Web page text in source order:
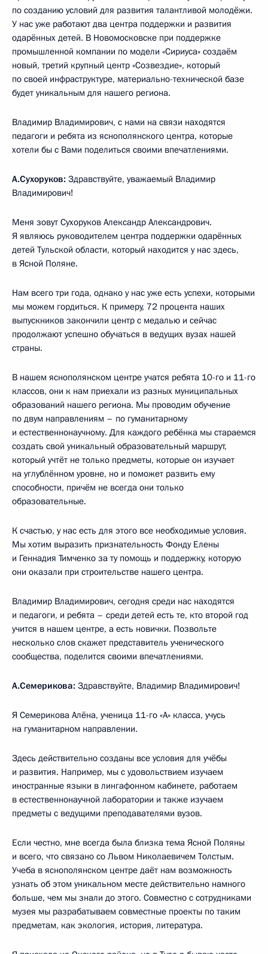
по созданию условий для развития талантливой молодёжи.
У нас уже работают два центра поддержки и развития
одарённых детей. В Новомосковске при поддержке
промышленной компании по модели «Сириуса» создаём
новый, третий крупный центр «Созвездие», который
по своей инфраструктуре, материально-технической базе
будет уникальным для нашего региона.
Владимир Владимирович, с нами на связи находятся
педагоги и ребята из яснополянского центра, которые
хотели бы с Вами поделиться своими впечатлениями.
А.Сухоруков: Здравствуйте, уважаемый Владимир
Владимирович!
Меня зовут Сухоруков Александр Александрович.
Я являюсь руководителем центра поддержки одарённых
детей Тульской области, который находится у нас здесь,
в Ясной Поляне.
Нам всего три года, однако у нас уже есть успехи, которыми
мы можем гордиться. К примеру, 72 процента наших
выпускников закончили центр с медалью и сейчас
продолжают успешно обучаться в ведущих вузах нашей
страны.
В нашем яснополянском центре учатся ребята 10-го и 11-го
классов, они к нам приехали из разных муниципальных
образований нашего региона. Мы проводим обучение
по двум направлениям – по гуманитарному
и естественнонаучному. Для каждого ребёнка мы стараемся
создать свой уникальный образовательный маршрут,
который учтёт не только предметы, которые он изучает
на углублённом уровне, но и поможет развить ему
способности, причём не всегда они только
образовательные.
К счастью, у нас есть для этого все необходимые условия.
Мы хотим выразить признательность Фонду Елены
и Геннадия Тимченко за ту помощь и поддержку, которую
они оказали при строительстве нашего центра.
Владимир Владимирович, сегодня среди нас находятся
и педагоги, и ребята – среди детей есть те, кто второй год
учится в нашем центре, а есть новички. Позвольте
несколько слов скажет представитель ученического
сообщества, поделится своими впечатлениями.
А.Семерикова: Здравствуйте, Владимир Владимирович!
Я Семерикова Алёна, ученица 11-го «А» класса, учусь
на гуманитарном направлении.
Здесь действительно созданы все условия для учёбы
и развития. Например, мы с удовольствием изучаем
иностранные языки в лингафонном кабинете, работаем
в естественнонаучной лаборатории и также изучаем
предметы с ведущими преподавателями вузов.
Если честно, мне всегда была близка тема Ясной Поляны
и всего, что связано со Львом Николаевичем Толстым.
Учеба в яснополянском центре даёт нам возможность
узнать об этом уникальном месте действительно намного
больше, чем мы знали до этого. Совместно с сотрудниками
музея мы разрабатываем совместные проекты по таким
предметам, как экология, история, литература.